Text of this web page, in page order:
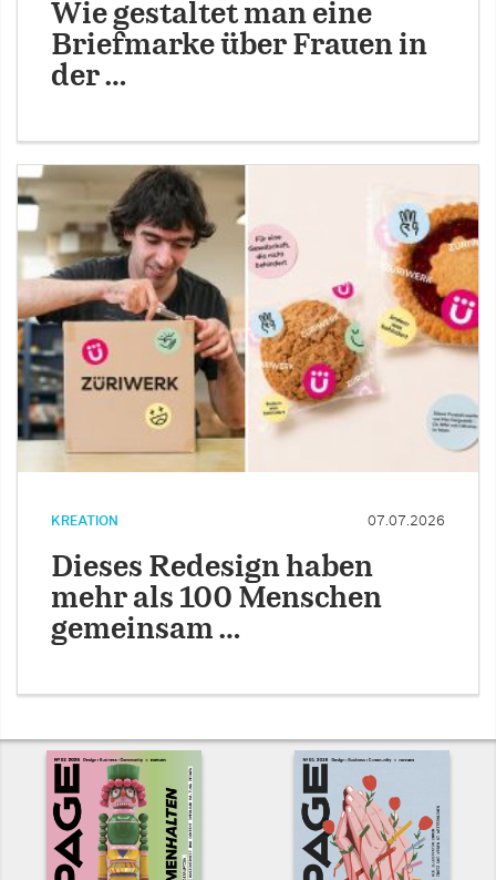
Wie gestaltet man eine
Briefmarke über Frauen in
der …
KREATION 07.07.2026
Dieses Redesign haben
mehr als 100 Menschen
gemeinsam …